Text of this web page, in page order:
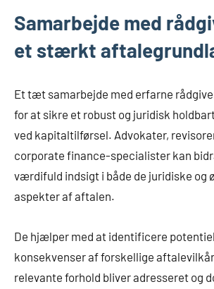
Samarbejde med
et stærkt
Et tæt samarbejde med erfarne
for at sikre et robust og juridisk
ved kapitaltilførsel. Advokater,
corporate finance-specialister kan
værdifuld indsigt i både de juridiske og
aspekter af aftalen.
De hjælper med at identificere
konsekvenser af forskellige
relevante forhold bliver adresseret og